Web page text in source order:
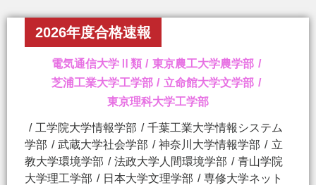
2026年度合格速報
電気通信大学Ⅱ類
東京農工大学農学部
芝浦工業大学工学部
立命館大学文学部
東京理科大学工学部
工学院大学情報学部
千葉工業大学情報システム
学部
武蔵大学社会学部 神奈川大学情報学部
立
教大学環境学部
法政大学人間環境学部
青山学院
大学理工学部
日本大学文理学部
専修大学ネット